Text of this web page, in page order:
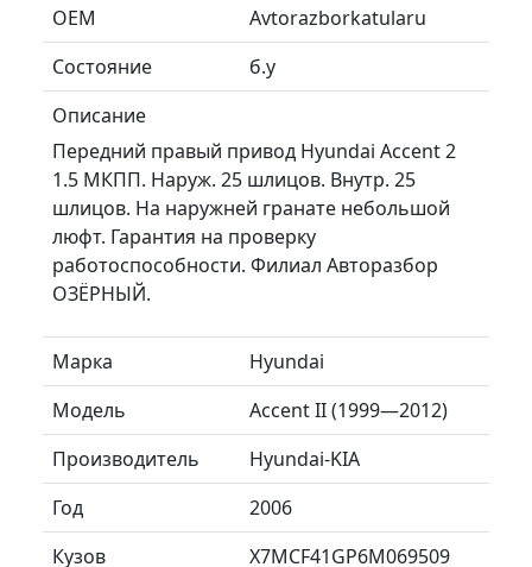
ОЕМ
Avtorazborkatularu
Состояние
б.у
Описание
Передний правый привод Hyundai Accent 2
1.5 МКПП. Наруж. 25 шлицов. Внутр. 25
шлицов. На наружней гранате небольшой
люфт. Гарантия на проверку
работоспособности. Филиал Авторазбор
ОЗЁРНЫЙ.
Марка
Hyundai
Модель
Accent II (1999—2012)
Производитель
Hyundai-KIA
Год
2006
Кузов
X7MCF41GP6M069509